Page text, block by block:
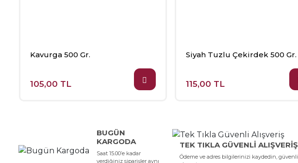
Kavurga 500 Gr.
105,00 TL
Siyah Tuzlu Çekirdek 500 Gr.
115,00 TL
BUGÜN
KARGODA
Saat 15.00’e kadar
verdiğiniz siparişler aynı
TEK TIKLA GÜVENLI ALIŞVERIŞ
Ödeme ve adres bilgilerinizi kaydedin, güvenli